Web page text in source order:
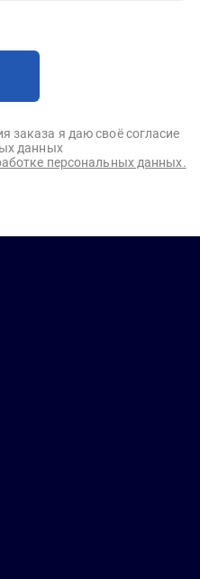
заказа я даю своё согласие
данных
персональных данных.